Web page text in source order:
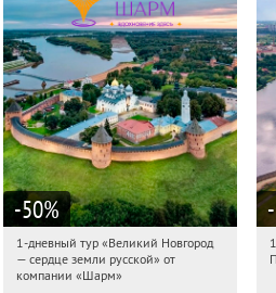
-50%
13:39:39 Купили:22
Достоевская
1-дневный тур «Великий Новгород
— сердце земли русской» от
компании «Шарм»